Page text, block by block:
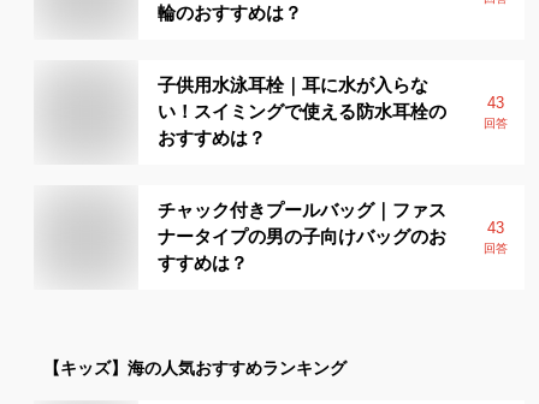
輪のおすすめは？
子供用水泳耳栓｜耳に水が入らな
い！スイミングで使える防水耳栓の
おすすめは？
43
回答
チャック付きプールバッグ｜ファス
ナータイプの男の子向けバッグのお
すすめは？
43
回答
【キッズ】 海の人気おすすめランキング